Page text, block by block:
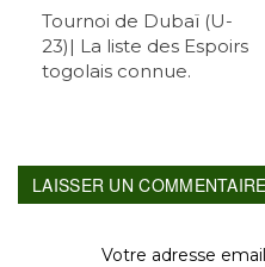
Tournoi de Dubaï (U-
23)| La liste des Espoirs
togolais connue.
LAISSER UN COMMENTAIRE
Votre adresse